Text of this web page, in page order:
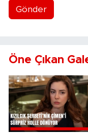
Gönder
Öne Çıkan